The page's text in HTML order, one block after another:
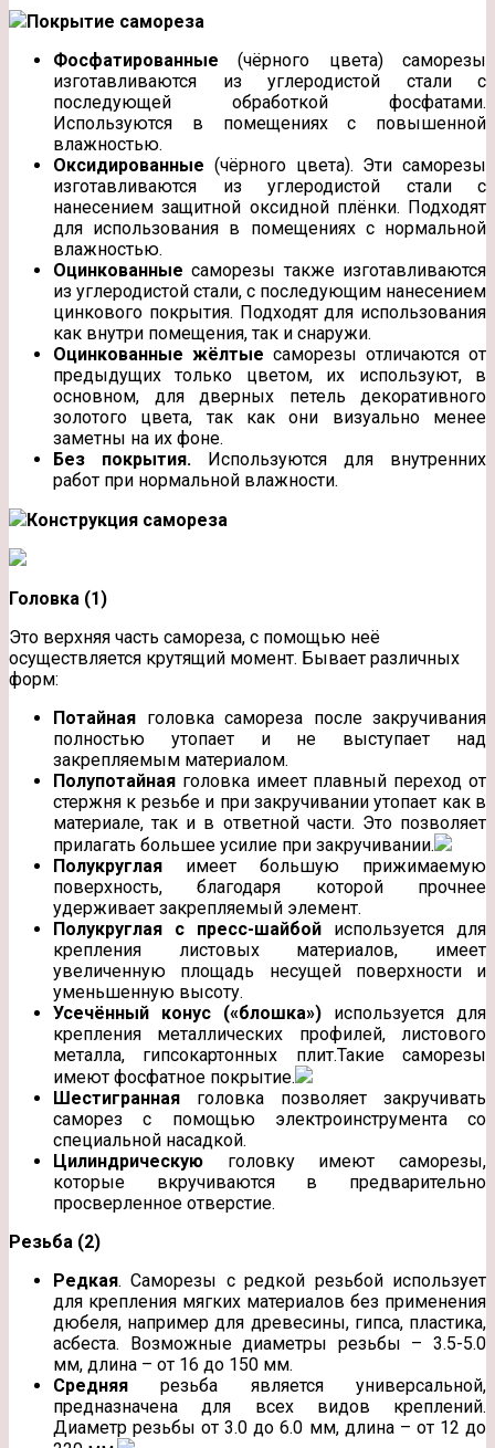
Покрытие самореза
Фосфатированные (чёрного цвета) саморезы
изготавливаются из углеродистой стали с
последующей обработкой фосфатами.
Используются в помещениях с повышенной
влажностью.
Оксидированные (чёрного цвета). Эти саморезы
изготавливаются из углеродистой стали с
нанесением защитной оксидной плёнки. Подходят
для использования в помещениях с нормальной
влажностью.
Оцинкованные саморезы также изготавливаются
из углеродистой стали, с последующим нанесением
цинкового покрытия. Подходят для использования
как внутри помещения, так и снаружи.
Оцинкованные жёлтые саморезы отличаются от
предыдущих только цветом, их используют, в
основном, для дверных петель декоративного
золотого цвета, так как они визуально менее
заметны на их фоне.
Без покрытия. Используются для внутренних
работ при нормальной влажности.
Конструкция самореза
Головка (1)
Это верхняя часть самореза, с помощью неё
осуществляется крутящий момент. Бывает различных
форм:
Потайная головка самореза после закручивания
полностью утопает и не выступает над
закрепляемым материалом.
Полупотайная головка имеет плавный переход от
стержня к резьбе и при закручивании утопает как в
материале, так и в ответной части. Это позволяет
прилагать большее усилие при закручивании.
Полукруглая имеет большую прижимаемую
поверхность, благодаря которой прочнее
удерживает закрепляемый элемент.
Полукруглая с пресс-шайбой используется для
крепления листовых материалов, имеет
увеличенную площадь несущей поверхности и
уменьшенную высоту.
Усечённый конус («блошка») используется для
крепления металлических профилей, листового
металла, гипсокартонных плит.Такие саморезы
имеют фосфатное покрытие.
Шестигранная головка позволяет закручивать
саморез с помощью электроинструмента со
специальной насадкой.
Цилиндрическую головку имеют саморезы,
которые вкручиваются в предварительно
просверленное отверстие.
Резьба (2)
Редкая. Саморезы с редкой резьбой использует
для крепления мягких материалов без применения
дюбеля, например для древесины, гипса, пластика,
асбеста. Возможные диаметры резьбы – 3.5-5.0
мм, длина – от 16 до 150 мм.
Средняярезьба является универсальной,
предназначена для всех видов креплений.
Диаметр резьбы от 3.0 до 6.0 мм, длина – от 12 до